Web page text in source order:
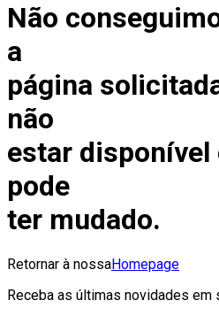
Não
a
página
não
estar disponível
pode
ter mudado.
Retornar à nossaHomepage
Receba as últimas novidades em